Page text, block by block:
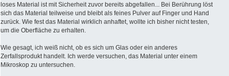
loses Material ist mit Sicherheit zuvor bereits abgefallen... Bei Berührung löst
sich das Material teilweise und bleibt als feines Pulver auf Finger und Hand
zurück. Wie fest das Material wirklich anhaftet, wollte ich bisher nicht testen,
um die Oberfläche zu erhalten.
Wie gesagt, ich weiß nicht, ob es sich um Glas oder ein anderes
Zerfallsprodukt handelt. Ich werde versuchen, das Material unter einem
Mikroskop zu untersuchen.